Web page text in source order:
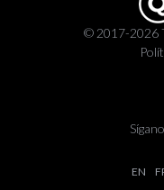
© 2017-2026
EN